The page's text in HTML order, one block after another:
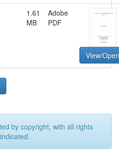
1.61
MB
Adobe
PDF
View/Open
by copyright, with all rights